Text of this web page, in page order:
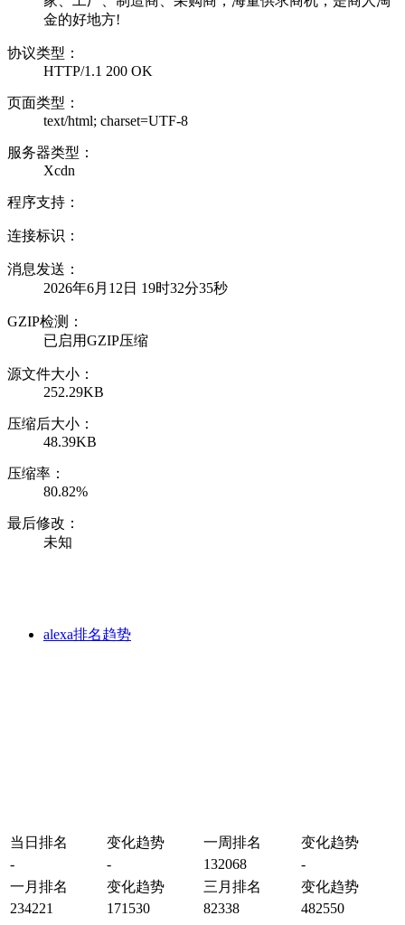
金的好地方!
协议类型：
HTTP/1.1 200 OK
页面类型：
text/html; charset=UTF-8
服务器类型：
Xcdn
程序支持：
连接标识：
消息发送：
2026年6月12日 19时32分35秒
GZIP检测：
已启用GZIP压缩
源文件大小：
252.29KB
压缩后大小：
48.39KB
压缩率：
80.82%
最后修改：
未知
alexa排名趋势
当日排名 变化趋势 一周排名
变化趋势
-
- 132068
-
一月排名
变化趋势 三月排名
变化趋势
234221
171530 82338 482550